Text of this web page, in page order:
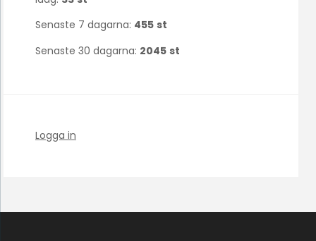
Senaste 7 dagarna: 455 st
Senaste 30 dagarna: 2045 st
Logga in